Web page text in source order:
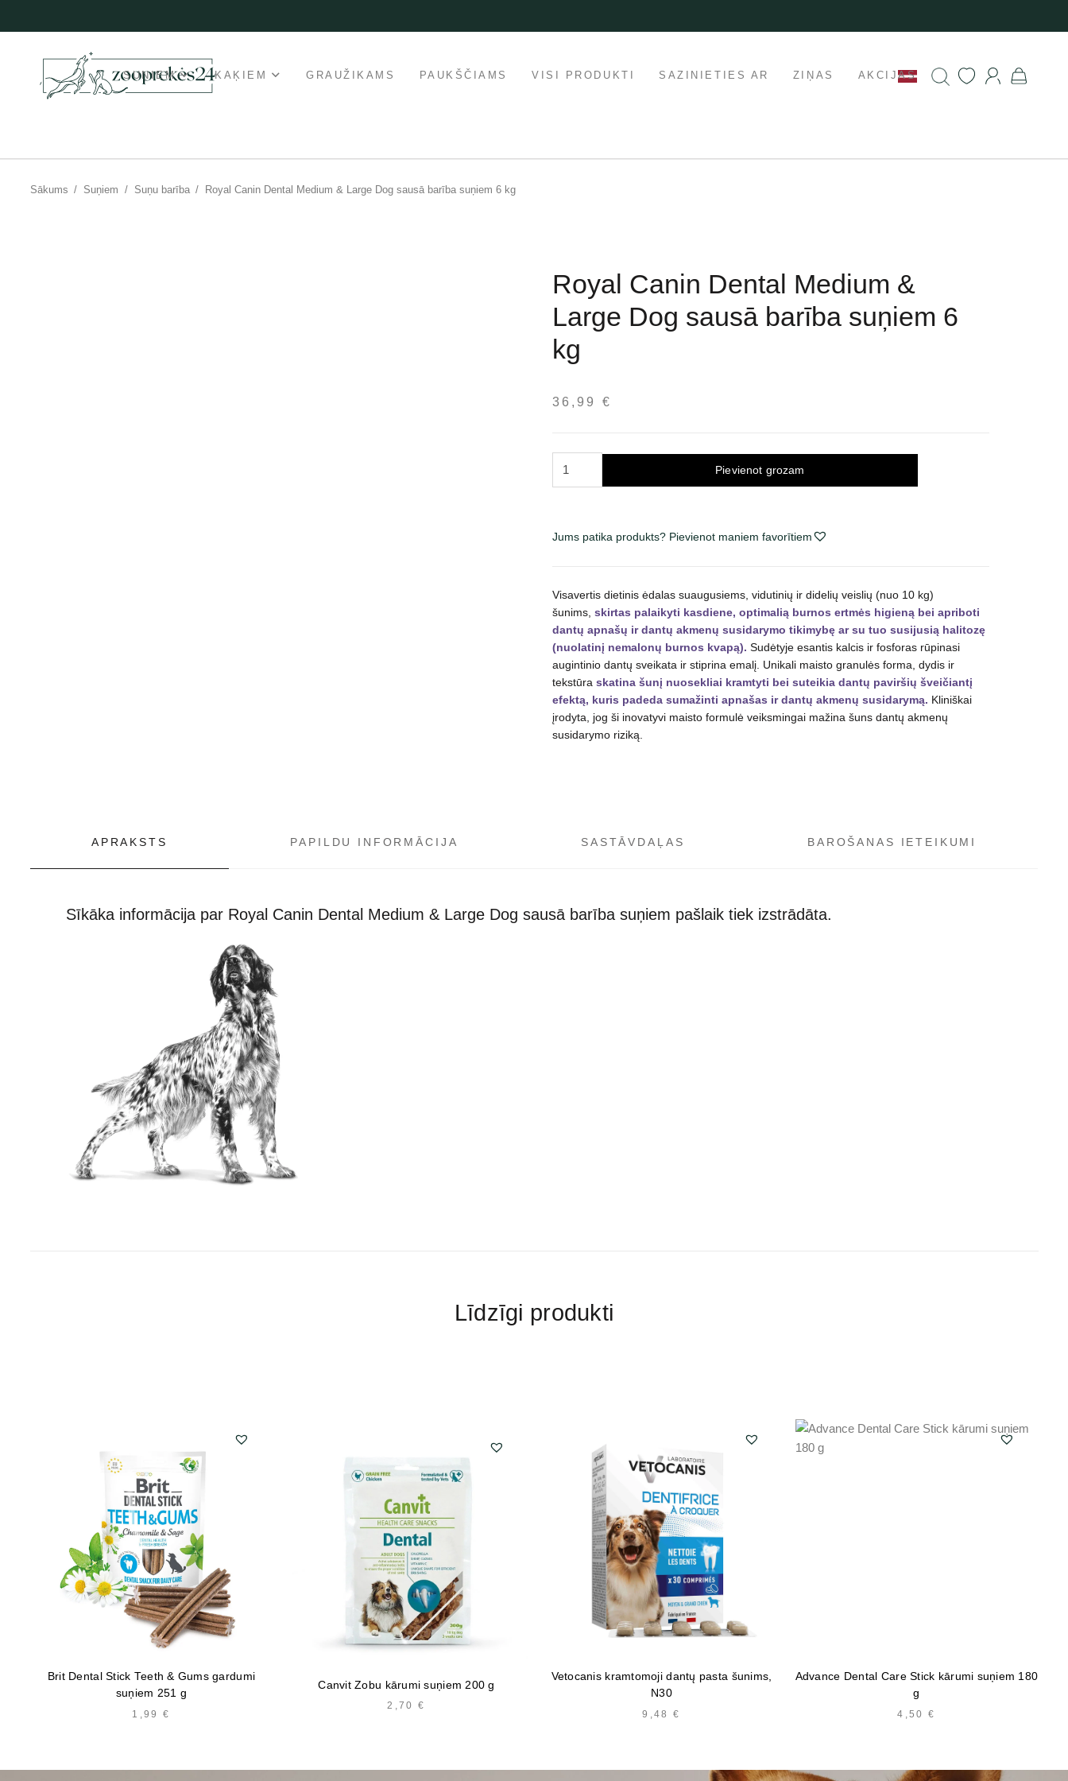
SUŅIEM KAĶIEM GRAUŽIKAMS PAUKŠČIAMS VISI PRODUKTI SAZINIETIES AR ZIŅAS AKCIJAS
Sākums / Suņiem / Suņu barība / Royal Canin Dental Medium & Large Dog sausā barība suņiem 6 kg
Royal Canin Dental Medium &
Large Dog sausā barība suņiem 6
kg
36,99 €
&
sausas
maistas
šunims
6
kg
daudzums
Pievienot grozam
Jums patika produkts? Pievienot maniem favorītiem
Visavertis dietinis ėdalas suaugusiems, vidutinių ir didelių veislių (nuo 10 kg)
šunims, skirtas palaikyti kasdiene, optimalią burnos ertmės higieną bei apriboti
dantų apnašų ir dantų akmenų susidarymo tikimybę ar su tuo susijusią halitozę
(nuolatinį nemalonų burnos kvapą). Sudėtyje esantis kalcis ir fosforas rūpinasi
augintinio dantų sveikata ir stiprina emalį. Unikali maisto granulės forma, dydis ir
tekstūra skatina šunį nuosekliai kramtyti bei suteikia dantų paviršių šveičiantį
efektą, kuris padeda sumažinti apnašas ir dantų akmenų susidarymą. Kliniškai
įrodyta, jog ši inovatyvi maisto formulė veiksmingai mažina šuns dantų akmenų
susidarymo riziką.
APRAKSTS PAPILDU INFORMĀCIJA SASTĀVDAĻAS BAROŠANAS IETEIKUMI
Sīkāka informācija par Royal Canin Dental Medium & Large Dog sausā barība suņiem pašlaik tiek izstrādāta.
Līdzīgi produkti
Brit Dental Stick Teeth & Gums gardumi
suņiem 251 g
1,99€
Canvit Zobu kārumi suņiem 200 g
2,70€
Vetocanis kramtomoji dantų pasta šunims,
N30
9,48€
Advance Dental Care Stick kārumi suņiem 180
g
4,50€